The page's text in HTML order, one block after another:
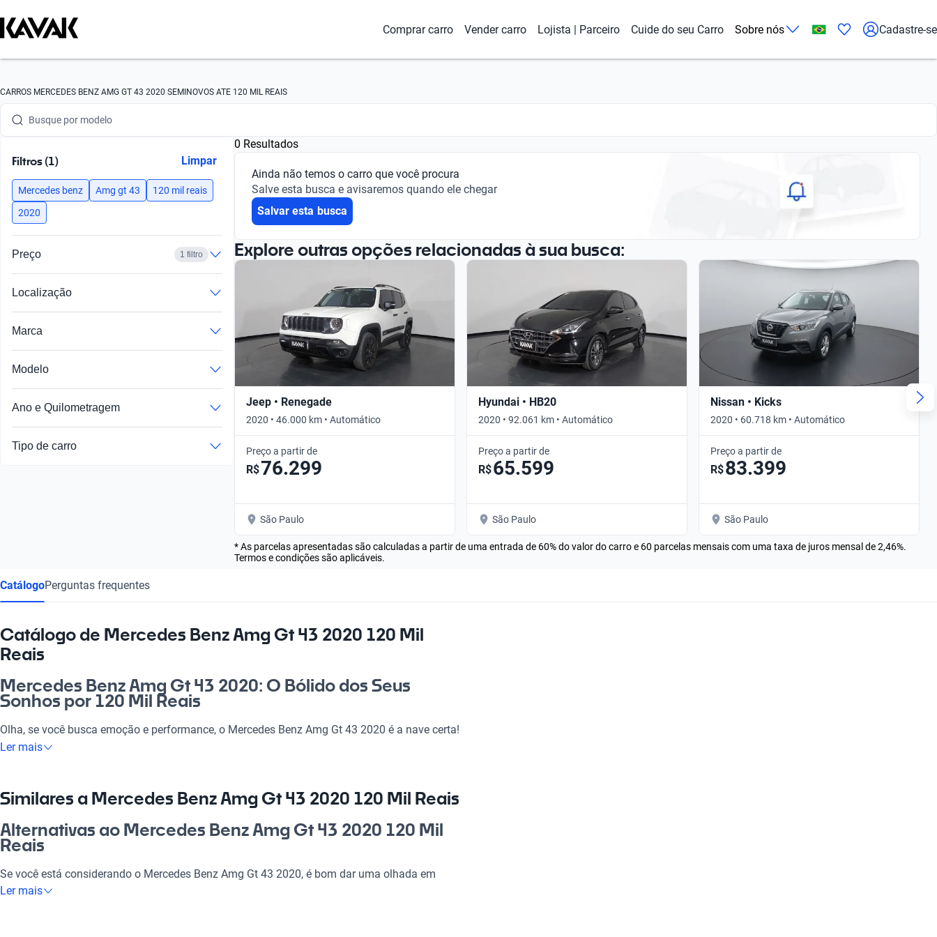
Comprar carro Vender carro Lojista | Parceiro Cuide do seu Carro Sobre nós Cadastre-se
CARROS MERCEDES BENZ AMG GT 43 2020 SEMINOVOS ATE 120 MIL REAIS
Busque por marca
Busque por modelo
Busque por ano
Busque por marca
Busque por versão
Filtros (1) Limpar
Mercedes benz Amg gt 43
120 mil reais
2020
Preço 1 filtro
Localização
Marca
Modelo
Ano e Quilometragem
Tipo de carro
0 Resultados
Ainda não temos o carro que você procura
Salve esta busca e avisaremos quando ele chegar
Salvar esta busca
Explore outras opções relacionadas à sua busca:
Jeep • Renegade
2020 • 46.000 km • Automático
Preço a partir de
R$76.299
São Paulo
Hyundai • HB20
2020 • 92.061 km • Automático
Preço a partir de
R$65.599
São Paulo
Nissan • Kicks
2020 • 60.718 km • Automático
Preço a partir de
R$83.399
São Paulo
* As parcelas apresentadas são calculadas a partir de uma entrada de 60% do valor do carro e 60 parcelas mensais com uma taxa de juros mensal de 2,46%.
Termos e condições são aplicáveis.
CatálogoPerguntas frequentes
Catálogo de Mercedes Benz Amg Gt 43 2020 120 Mil
Reais
Mercedes Benz Amg Gt 43 2020: O Bólido dos Seus
Sonhos por 120 Mil Reais
Olha, se você busca emoção e performance, o Mercedes Benz Amg Gt 43 2020 é a nave certa!
Ideal tanto para o dia a dia, como para aquelas viagens dos sonhos com a rapaziada. Com um
paixão e estilo.
Por que escolher Mercedes Benz Amg Gt 43 2020 120 Mil
Reais?
Desfrute da melhor tecnologia com Tecnología moderna, fazendo de cada viagem uma
Ler mais
Similares a Mercedes Benz Amg Gt 43 2020 120 Mil Reais
Alternativas ao Mercedes Benz Amg Gt 43 2020 120 Mil
Reais
Se você está considerando o Mercedes Benz Amg Gt 43 2020, é bom dar uma olhada em
algumas alternativas que oferecem características similares e desempenho de dar gosto.
Ler mais